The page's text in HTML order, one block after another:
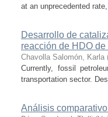
at an unprecedented
Desarrollo de
reacción de HDO de
Chavolla Salomón, Karla
Currently, fossil
transportation sector.
Análisis